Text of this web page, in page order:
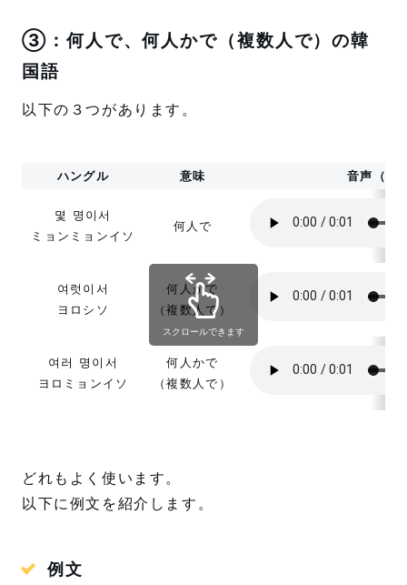
③：何人で、何人かで（複数人で）の韓
国語
以下の３つがあります。
ハングル 意味 音声（発
몇 명이서
ミョンミョンイソ
何人で
여럿이서
ヨロシソ
何人かで
（複数人で）
여러 명이서
ヨロミョンイソ
何人かで
（複数人で）
スクロールできます
どれもよく使います。
以下に例文を紹介します。
例文